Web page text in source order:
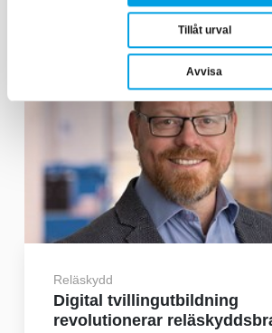
Tillåt urval
Avvisa
Reläskydd
Digital tvillingutbildning
revolutionerar